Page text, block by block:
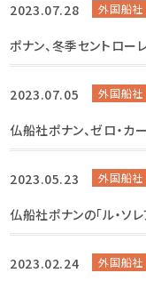
2023.07.28 外国船社
ポナン、冬季セントロー
2023.07.05 外国船社
仏船社ポナン、ゼロ・
2023.05.23 外国船社
仏船社ポナンの「ル・ソ
2023.02.24 外国船社